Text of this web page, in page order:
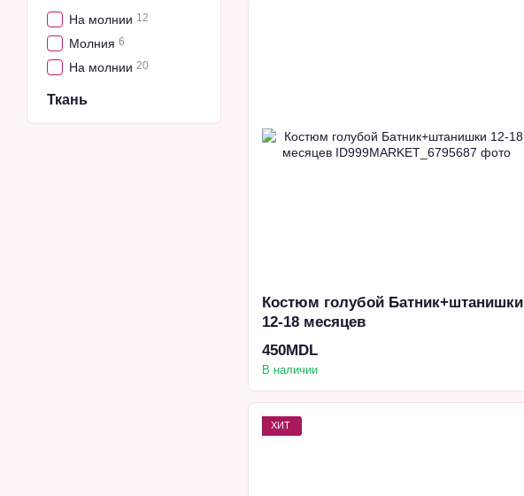
Костюм голубой Батник+штанишки
12-18 месяцев
450MDL
В наличии
ХИТ
На молнии 12
Молния 6
На молнии 20
Ткань